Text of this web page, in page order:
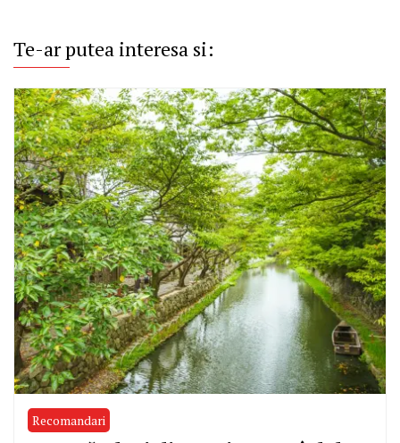
Te-ar putea interesa si:
Recomandari